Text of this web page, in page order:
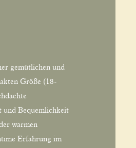
gemütlichen und
Größe (18-
und Bequemlichkeit
warmen
Erfahrung im